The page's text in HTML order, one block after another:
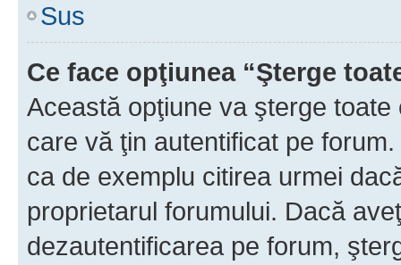
Sus
Ce face opţiunea “Şterge
Această opţiune va şterge
care vă ţin autentificat pe
ca de exemplu citirea urmei
proprietarul forumului. Dacă
dezautentificarea pe forum,